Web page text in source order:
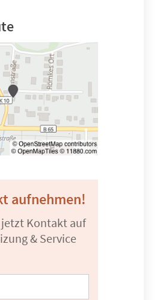
aufnehmen!
jetzt Kontakt auf
& Service